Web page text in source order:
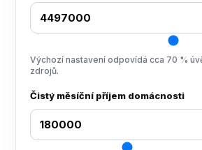
Výchozí nastavení odpovídá cca 70 %
zdrojů.
Čistý měsíční příjem domácnosti